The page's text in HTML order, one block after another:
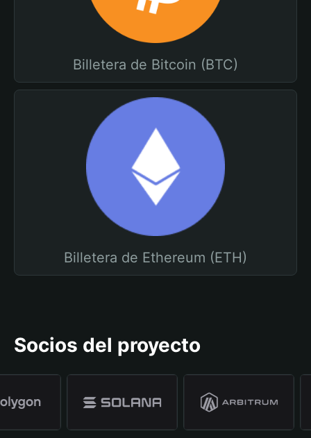
Billetera de Bitcoin (BTC)
Billetera de Ethereum (ETH)
Socios del proyecto